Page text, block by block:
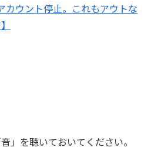
カウント停止。これもアウトな
」を聴いておいてください。